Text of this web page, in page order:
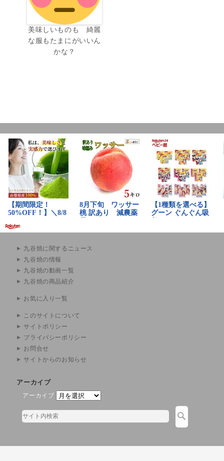
美味しいものも 綺麗
な服もたまにがいいん
かな？
九谷焼に関するニュース
九谷焼の情報
九谷焼の動画一覧
九谷焼の商品紹介
お気に入り一覧
このサイトについて
サイトポリシー
プライバシーポリシー
お問合せ
サイトからのお知らせ
アーカイブ
アーカイブ